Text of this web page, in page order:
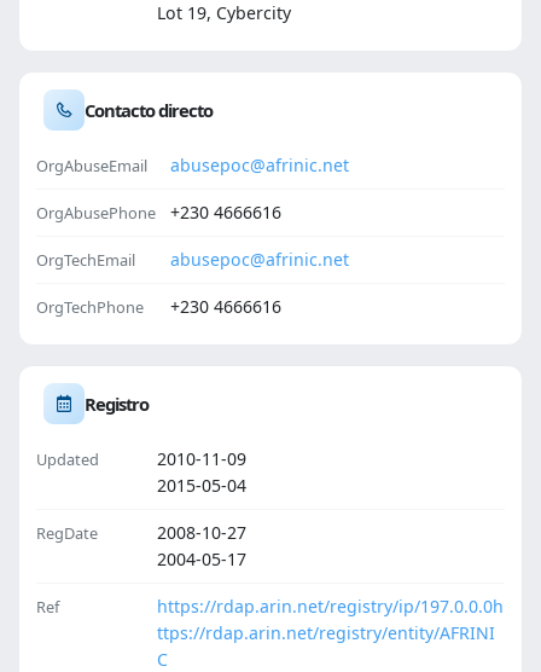
Lot 19, Cybercity
Contacto directo
OrgAbuseEmail abusepoc@afrinic.net
OrgAbusePhone +230 4666616
OrgTechEmail abusepoc@afrinic.net
OrgTechPhone +230 4666616
Registro
Updated
2010-11-09
2015-05-04
RegDate
2008-10-27
2004-05-17
Ref https://rdap.arin.net/registry/ip/197.0.0.0h
ttps://rdap.arin.net/registry/entity/AFRINI
C